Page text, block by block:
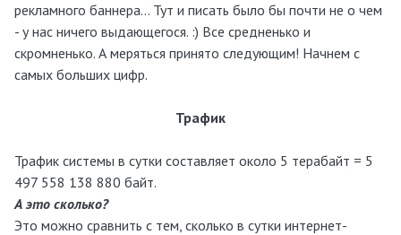
рекламного баннера… Тут и писать было бы почти не о чем
- у нас ничего выдающегося. :) Все средненько и
скромненько. А меряться принято следующим! Начнем с
самых больших цифр.
Трафик
Трафик системы в сутки составляет около 5 терабайт = 5
497 558 138 880 байт.
А это сколько?
Это можно сравнить с тем, сколько в сутки интернет-